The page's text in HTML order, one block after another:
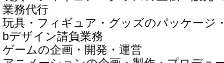
業務代行
玩具・フィギュア・グッズのパッケージ
bデザイン請負業務
ゲームの企画・開発・運営